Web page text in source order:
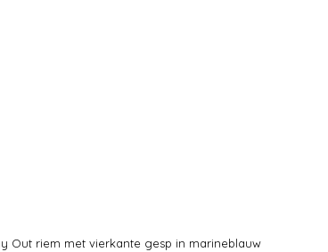
Out riem met vierkante gesp in marineblauw